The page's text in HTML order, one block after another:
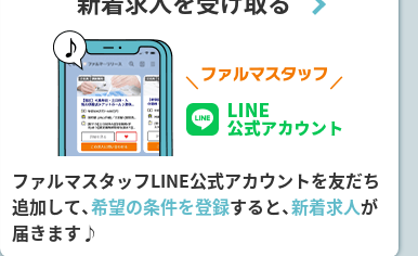
ファルマスタッフLINE公式アカウントを友だち
追加して、希望の条件を登録すると、新着求人が
届きます♪